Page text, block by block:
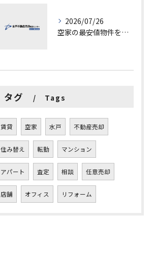
2026/07/26
空家の最安値物件を茨城県水戸市つくば市で探す方法と賢い売却ポイントを徹底解説
タグ Tags
賃貸 空家 水戸 不動産売却
住み替え 転勤 マンション
アパート 査定 相談 任意売却
店舗 オフィス リフォーム